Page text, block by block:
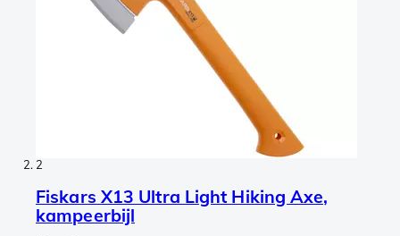
2
Fiskars X13 Ultra Light Hiking Axe,
kampeerbijl